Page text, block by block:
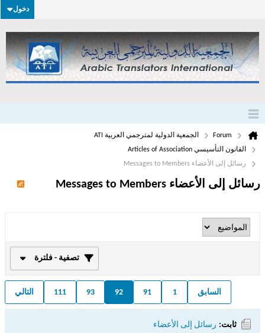
دخول
Forum
الجمعية الدولية لمترجمي العربية ATI
القانون التأسيسي Articles of Association
رسائل إلى الأعضاء Messages to Members
رسائل إلى الأعضاء Messages to Members
تصفية - فلترة
السابق 1
91
92
93
111 التالي
ثابت: رسائل إلى الأعضاء